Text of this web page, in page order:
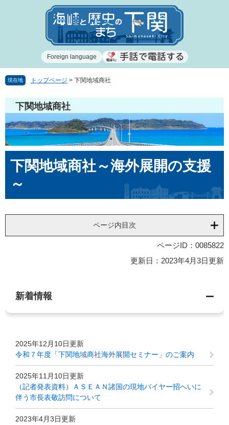
で
ば
文
へ
Foreign language
現在地 トップページ > 下関地域商社
下関地域商社
下関地域商社～海外展開の支援
～
ページ内目次
ページID：0085822
更新日：2023年4月3日更新
新着情報
2025年12月10日更新
令和７年度「下関地域商社海外展開セミナー」のご案内
2025年11月10日更新
（記者発表資料）ＡＳＥＡＮ諸国の現地バイヤー招へいに
伴う市長表敬訪問について
2023年4月3日更新